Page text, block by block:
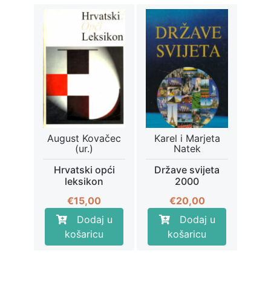
€7,00.
August Kovačec
(ur.)
Hrvatski opći
leksikon
€15,00
Dodaj u
košaricu
Karel i Marjeta
Natek
Države svijeta
2000
€20,00
Dodaj u
košaricu